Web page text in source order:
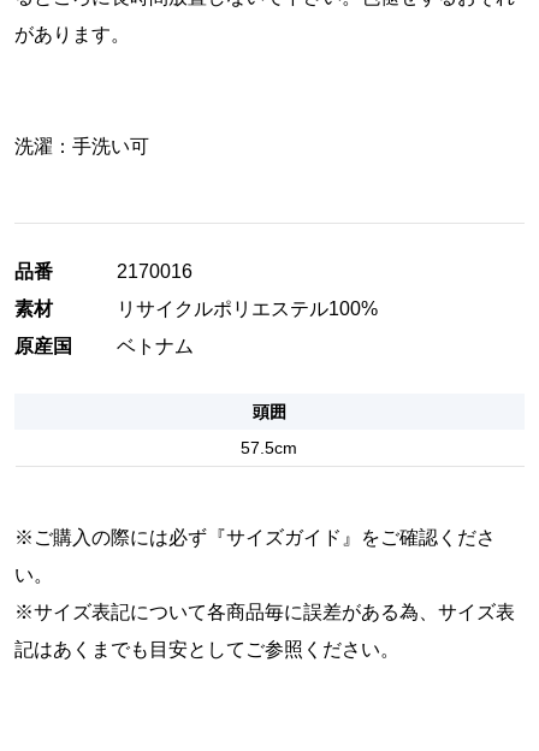
があります。
洗濯：手洗い可
品番
2170016
素材
リサイクルポリエステル100%
原産国
ベトナム
頭囲
57.5cm
※ご購入の際には必ず『サイズガイド 』をご確認くださ
い。
※サイズ表記について各商品毎に誤差がある為、サイズ表
記はあくまでも目安としてご参照ください。